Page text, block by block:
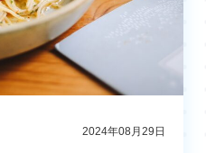
2024年08月29日